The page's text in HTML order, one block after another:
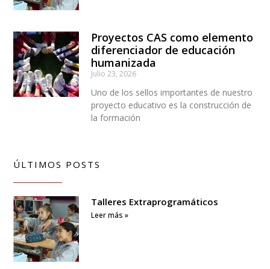
Proyectos CAS como elemento
diferenciador de educación
humanizada
Julio 23, 2026
Uno de los sellos importantes de nuestro
proyecto educativo es la construcción de
la formación
ÚLTIMOS POSTS
Talleres Extraprogramáticos
Leer más »